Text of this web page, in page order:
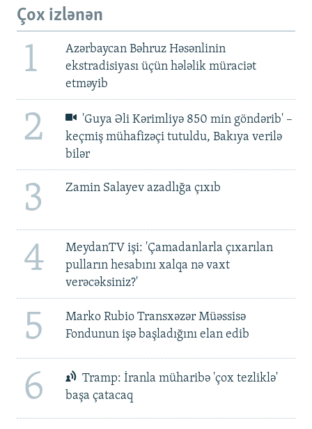
Çox izlənən
1
Azərbaycan Bəhruz Həsənlinin
ekstradisiyası üçün hələlik müraciət
etməyib
2
'Guya Əli Kərimliyə 850 min göndərib' –
keçmiş mühafizəçi tutuldu, Bakıya verilə
bilər
3 Zamin Salayev azadlığa çıxıb
4
MeydanTV işi: 'Çamadanlarla çıxarılan
pulların hesabını xalqa nə vaxt
verəcəksiniz?'
5
Marko Rubio Transxəzər Müəssisə
Fondunun işə başladığını elan edib
6
Tramp: İranla müharibə 'çox tezliklə'
başa çatacaq